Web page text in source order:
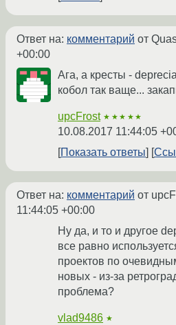
Ответ на: комментарий от
+00:00
Ага, а кресты -
кобол так ваще...
upcFrost ★★★★★
10.08.2017 11:44:05
Показать ответы
Ответ на: комментарий от
11:44:05 +00:00
Ну да, и то и другое
все равно
проектов по
новых - из-за
проблема?
vlad9486 ★